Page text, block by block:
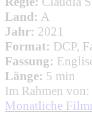
Land: A
Jahr: 2021
Format: DCP,
Fassung:
Länge: 5 min
Im Rahmen von:
Monatliche